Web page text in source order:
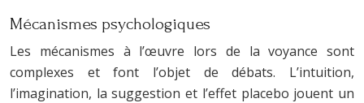
Mécanismes psychologiques
Les mécanismes à l’œuvre lors de la voyance sont
complexes et font l’objet de débats. L’intuition,
l’imagination, la suggestion et l’effet placebo jouent un